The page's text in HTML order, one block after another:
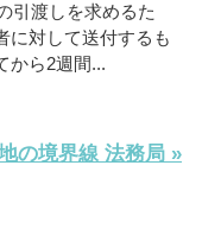
引渡しを求めるた
に対して送付するも
から2週間...
の境界線 法務局 »